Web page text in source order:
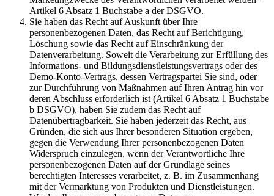
Artikel 6 Absatz 1 Buchstabe a der DSGVO.
Sie haben das Recht auf Auskunft über Ihre
personenbezogenen Daten, das Recht auf Berichtigung,
Löschung sowie das Recht auf Einschränkung der
Datenverarbeitung. Soweit die Verarbeitung zur Erfüllung des
Informations- und Bildungsdienstleistungsvertrags oder des
Demo-Konto-Vertrags, dessen Vertragspartei Sie sind, oder
zur Durchführung von Maßnahmen auf Ihren Antrag hin vor
deren Abschluss erforderlich ist (Artikel 6 Absatz 1 Buchstabe
b DSGVO), haben Sie zudem das Recht auf
Datenübertragbarkeit. Sie haben jederzeit das Recht, aus
Gründen, die sich aus Ihrer besonderen Situation ergeben,
gegen die Verwendung Ihrer personenbezogenen Daten
Widerspruch einzulegen, wenn der Verantwortliche Ihre
personenbezogenen Daten auf der Grundlage seines
berechtigten Interesses verarbeitet, z. B. im Zusammenhang
mit der Vermarktung von Produkten und Dienstleistungen.